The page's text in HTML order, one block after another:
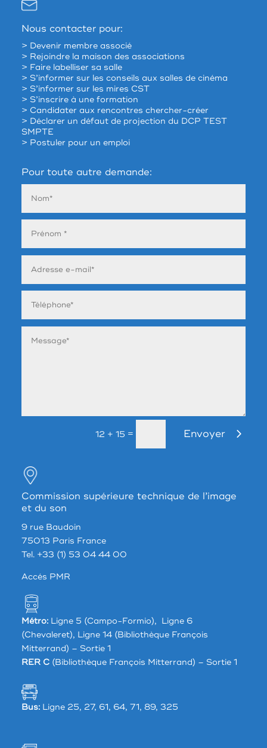
Nous contacter pour:
> Devenir membre associé
> Rejoindre la maison des associations
> Faire labelliser sa salle
> S’informer sur les conseils aux salles de cinéma
> S’informer sur les mires CST
> S’inscrire à une formation
> Candidater aux rencontres chercher-créer
> Déclarer un défaut de projection du DCP TEST
SMPTE
> Postuler pour un emploi
Pour toute autre demande:
12 + 15 = Envoyer
Commission supérieure technique de l’image
et du son
9 rue Baudoin
75013 Paris France
Tel. +33 (1) 53 04 44 00
Accés PMR
Métro:Ligne 5 (Campo-Formio), Ligne 6
(Chevaleret), Ligne 14 (Bibliothèque François
Mitterrand) – Sortie 1
RER C(Bibliothèque François Mitterrand) – Sortie 1
Bus:Ligne 25, 27, 61, 64, 71, 89, 325